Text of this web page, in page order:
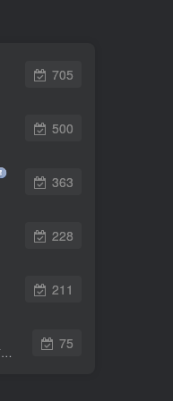
705
500
363
228
211
这家伙很懒，什么都没有写...
75